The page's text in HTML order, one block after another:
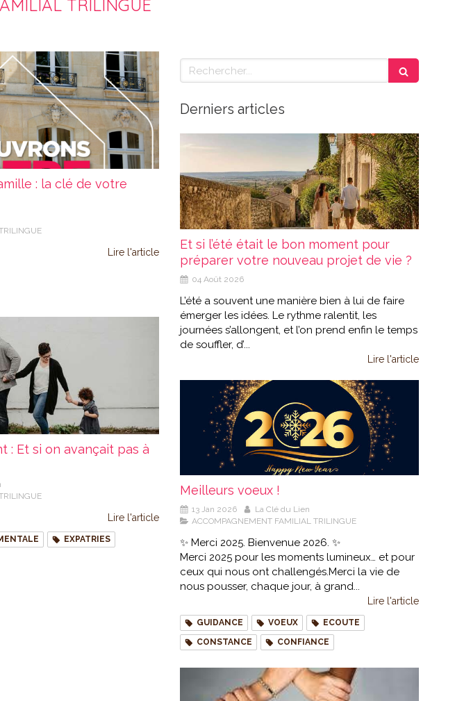
TRILINGUE
: la clé de votre
Lire l'article
: Et si on avançait pas à
Lire l'article
EXPATRIES
Rechercher
Derniers articles
Et si l’été était le bon moment pour
préparer votre nouveau projet de vie ?
04 Août 2026
L’été a souvent une manière bien à lui de faire
émerger les idées. Le rythme ralentit, les
journées s’allongent, et l’on prend enfin le temps
de souffler, d’...
Lire l'article
Meilleurs voeux !
13 Jan 2026
La Clé du Lien
ACCOMPAGNEMENT FAMILIAL TRILINGUE
✨ Merci 2025. Bienvenue 2026. ✨
Merci 2025 pour les moments lumineux… et pour
ceux qui nous ont challengés.Merci la vie de
nous pousser, chaque jour, à grand...
Lire l'article
GUIDANCE VOEUX
ECOUTE
CONSTANCE
CONFIANCE